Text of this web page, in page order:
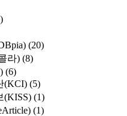
(20)
라) (8)
(6)
(KCI) (5)
(KISS) (1)
(1)